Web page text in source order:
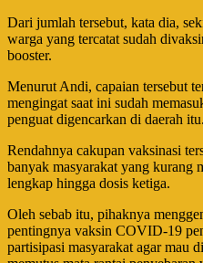
Dari jumlah tersebut, kata dia,
warga yang tercatat sudah
booster.
Menurut Andi, capaian tersebut
mengingat saat ini sudah
penguat digencarkan di daerah itu.
Rendahnya cakupan vaksinasi
banyak masyarakat yang kurang
lengkap hingga dosis ketiga.
Oleh sebab itu, pihaknya
pentingnya vaksin COVID-19
partisipasi masyarakat agar mau